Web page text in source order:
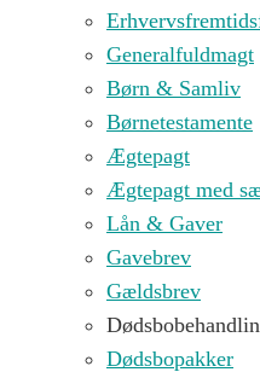
Generalfuldmagt
Børn & Samliv
Børnetestamente
Ægtepagt
Ægtepagt med
Lån & Gaver
Gavebrev
Gældsbrev
Dødsbopakker